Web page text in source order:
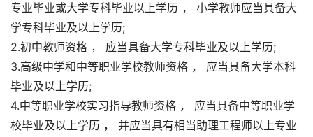
专业毕业或大学专科毕业以上学历 ， 小学教师应当具备大
学专科毕业及以上学历;
2.初中教师资格 ， 应当具备大学专科毕业及以上学历;
3.高级中学和中等职业学校教师资格 ， 应当具备大学本科
毕业及以上学历;
4.中等职业学校实习指导教师资格 ， 应当具备中等职业学
校毕业及以上学历 ， 并应当具有相当助理工程师以上专业